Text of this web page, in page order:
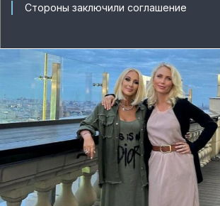
Стороны заключили соглашение